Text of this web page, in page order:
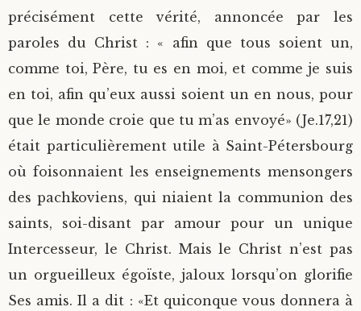
précisément cette vérité, annoncée par les
paroles du Christ : « afin que tous soient un,
comme toi, Père, tu es en moi, et comme je suis
en toi, afin qu’eux aussi soient un en nous, pour
que le monde croie que tu m’as envoyé» (Je.17,21)
était particulièrement utile à Saint-Pétersbourg
où foisonnaient les enseignements mensongers
des pachkoviens, qui niaient la communion des
saints, soi-disant par amour pour un unique
Intercesseur, le Christ. Mais le Christ n’est pas
un orgueilleux égoïste, jaloux lorsqu’on glorifie
Ses amis. Il a dit : «Et quiconque vous donnera à